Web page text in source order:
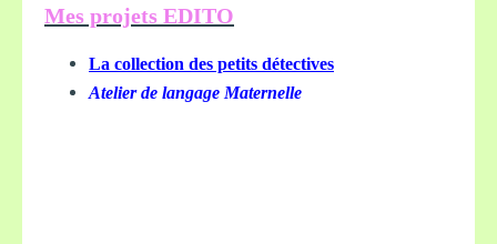
Mes projets EDITO
La collection des petits détectives
Atelier de langage Maternelle